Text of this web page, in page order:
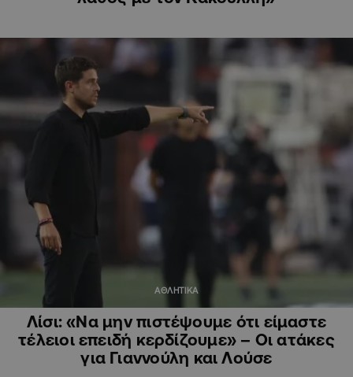
ΑΘΛΗΤΙΚΑ
Λίσι: «Να μην πιστέψουμε ότι είμαστε
τέλειοι επειδή κερδίζουμε» – Οι ατάκες
για Γιαννούλη και Λούσε